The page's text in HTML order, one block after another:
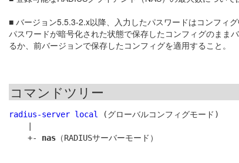
■ バージョン5.5.3-2.x以降、入力したパスワードはコンフィグ
パスワードが暗号化された状態で保存したコンフィグのまま
るか、前バージョンで保存したコンフィグを適用すること。
コマンドツリー
radius-server local
(グローバルコンフィグモード)
    +-
nas